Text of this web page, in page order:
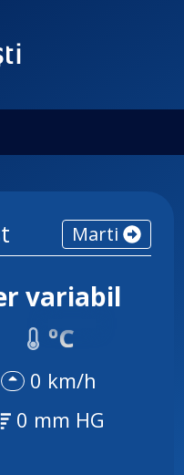
Marti
variabil
ºC
0 km/h
0 mm HG